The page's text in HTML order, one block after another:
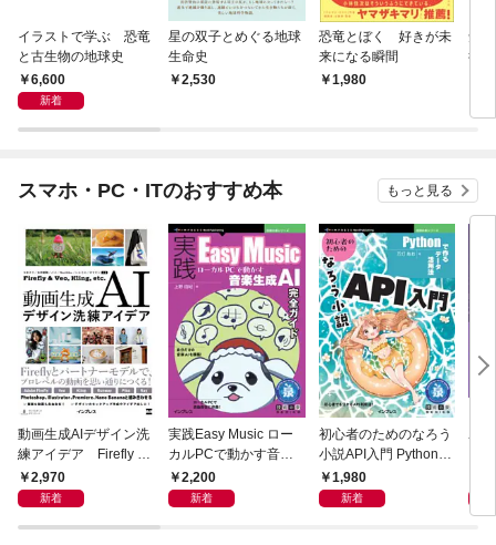
イラストで学ぶ 恐竜
と古生物の地球史
6,600
新着
星の双子とめぐる地球
生命史
2,530
恐竜とぼく 好きが未
来になる瞬間
1,980
知
行
スマホ・PC・ITのおすすめ本 もっと見る
動画生成AIデザイン洗
練アイデア Firefly &
Veo， Kling， etc.
2,970
新着
実践Easy Music ロー
カルPCで動かす音楽
生成AI完全ガイド
2,200
新着
初心者のためのなろう
小説API入門 Pythonで
作るデータ活用法
1,980
新着
ユ